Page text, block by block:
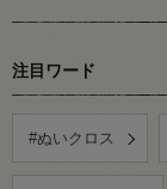
注目ワード
#ぬいクロス